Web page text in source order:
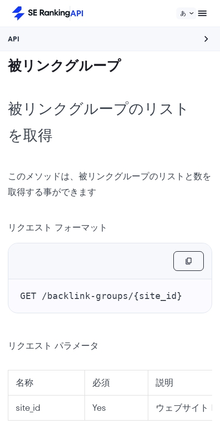
API あ
API
被リンクグループ
被リンクグループのリスト
を取得
このメソッドは、被リンクグループのリストと数を
取得する事ができます
リクエスト フォーマット
GET /backlink-groups/{site_id}
リクエスト パラメータ
名称 必須 説明
site_id Yes ウェブサイト ID